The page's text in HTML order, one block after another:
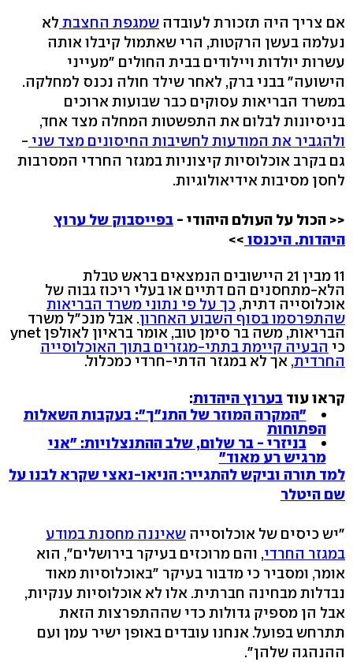
אם צריך היה תזכורת לעובדה שמגפת החצבת לא
נעלמה בעשן הרקטות, הרי שאתמול קיבלו אותה
עשרות יולדות ויילודים בבית החולים "מעייני
הישועה" בבני ברק, לאחר שילד חולה נכנס למחלקה.
במשרד הבריאות עסוקים כבר שבועות ארוכים
בניסיונות לבלום את התפשטות המחלה מצד אחד,
ולהגביר את המודעות לחשיבות החיסונים מצד שני -
גם בקרב אוכלוסיות קיצוניות במגזר החרדי המסרבות
לחסן מסיבות אידיאולוגיות.
<< הכול על העולם היהודי - בפייסבוק של ערוץ
היהדות. היכנסו >>
11 מבין 21 היישובים הנמצאים בראש טבלת
הלא-מתחסנים הם דתיים או בעלי ריכוז גבוה של
אוכלוסייה דתית, כך על פי נתוני משרד הבריאות
שהתפרסמו בסוף השבוע האחרון. אבל מנכ"ל משרד
הבריאות, משה בר סימן טוב, אומר בראיון לאולפן ynet
כי הבעיה קיימת בתתי-מגזרים בתוך האוכלוסייה
החרדית, אך לא במגזר הדתי-חרדי כמכלול.
קראו עוד בערוץ היהדות:
"המקרה המוזר של התנ"ך": בעקבות השאלות
הפתוחות
בניזרי - בר שלום, שלב ההתנצלויות: "אני
מרגיש רע מאוד"
למד תורה וביקש להתגייר: הניאו-נאצי שקרא לבנו על
שם היטלר
"יש כיסים של אוכלוסייה שאיננה מחסנת במודע
במגזר החרדי, והם מרוכזים בעיקר בירושלים", הוא
אומר, ומסביר כי מדבור בעיקר "באוכלוסיות מאוד
נבדלות מבחינה חברתית. אלו לא אוכלוסיות ענקיות,
אבל הן מספיק גדולות כדי שההתפרצות הזאת
תתרחש בפועל. אנחנו עובדים באופן ישיר עמן ועם
ההנהגה שלהן".